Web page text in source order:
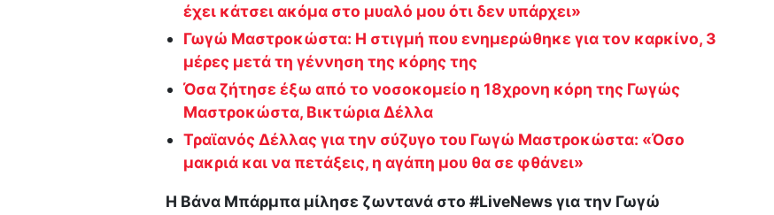
έχει κάτσει ακόμα στο μυαλό μου ότι δεν υπάρχει»
Γωγώ Μαστροκώστα: Η στιγμή που ενημερώθηκε για τον καρκίνο, 3
μέρες μετά τη γέννηση της κόρης της
Όσα ζήτησε έξω από το νοσοκομείο η 18χρονη κόρη της Γωγώς
Μαστροκώστα, Βικτώρια Δέλλα
Τραϊανός Δέλλας για την σύζυγο του Γωγώ Μαστροκώστα: «Όσο
μακριά και να πετάξεις, η αγάπη μου θα σε φθάνει»
Η Βάνα Μπάρμπα μίλησε ζωντανά στο #LiveNews για την Γωγώ